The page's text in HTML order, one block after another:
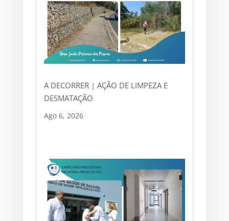
A DECORRER | AÇÃO DE LIMPEZA E
DESMATAÇÃO
Ago 6, 2026